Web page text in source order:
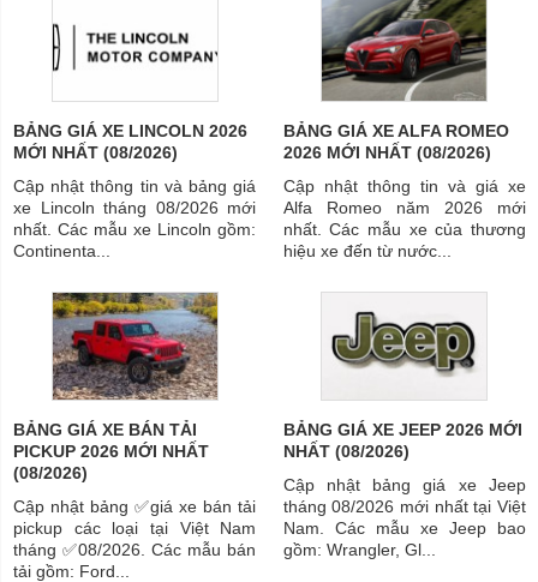
BẢNG GIÁ XE LINCOLN 2026
MỚI NHẤT (08/2026)
Cập nhật thông tin và bảng giá
xe Lincoln tháng 08/2026 mới
nhất. Các mẫu xe Lincoln gồm:
Continenta...
BẢNG GIÁ XE ALFA ROMEO
2026 MỚI NHẤT (08/2026)
Cập nhật thông tin và giá xe
Alfa Romeo năm 2026 mới
nhất. Các mẫu xe của thương
hiệu xe đến từ nước...
BẢNG GIÁ XE BÁN TẢI
PICKUP 2026 MỚI NHẤT
(08/2026)
Cập nhật bảng ✅giá xe bán tải
pickup các loại tại Việt Nam
tháng ✅08/2026. Các mẫu bán
tải gồm: Ford...
BẢNG GIÁ XE JEEP 2026 MỚI
NHẤT (08/2026)
Cập nhật bảng giá xe Jeep
tháng 08/2026 mới nhất tại Việt
Nam. Các mẫu xe Jeep bao
gồm: Wrangler, Gl...